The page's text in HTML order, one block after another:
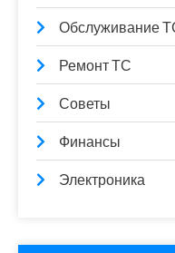
Обслуживание
Ремонт ТС
Советы
Финансы
Электроника